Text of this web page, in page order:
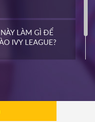
COLLEGE
LÀM GÌ ĐỂ
IVY LEAGUE?